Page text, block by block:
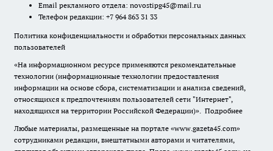
Email рекламного отдела: novostipg45@mail.ru
Телефон редакции: +7 964 863 31 33
Политика конфиденциальности и обработки персональных данных
пользователей
«На информационном ресурсе применяются рекомендательные
технологии (информационные технологии предоставления
информации на основе сбора, систематизации и анализа сведений,
относящихся к предпочтениям пользователей сети "Интернет",
находящихся на территории Российской Федерации)». Подробнее
Любые материалы, размещенные на портале «www.gazeta45.com»
сотрудниками редакции, внештатными авторами и читателями,